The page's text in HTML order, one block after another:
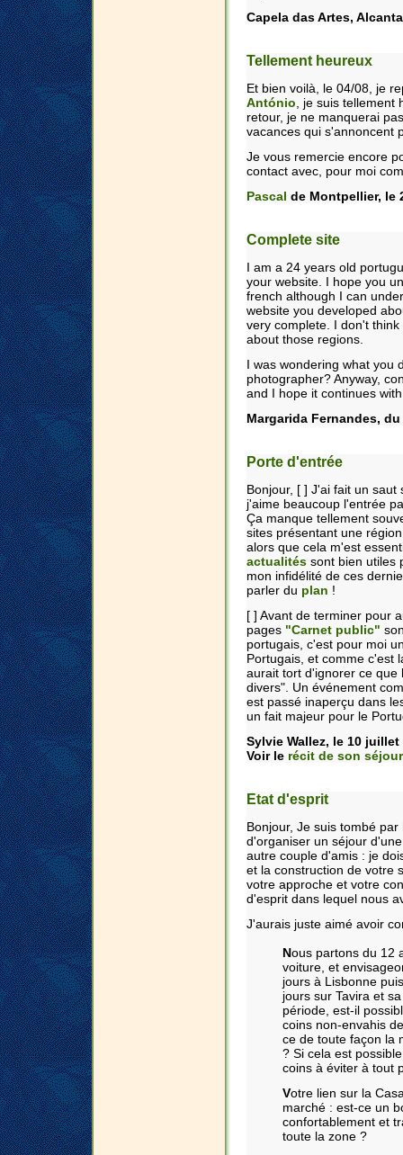
Capela das Artes,
Tellement heureux
Et bien voilà, le 04/08, je
António , je suis
retour, je ne manquerai
vacances qui s'annoncent
Je vous remercie encore
contact avec, pour moi
Pascal de Montpellier, le
Complete site
I am a 24 years old
your website. I hope you
french although I can
website you developed
very complete. I don't
about those regions.
I was wondering what you
photographer? Anyway,
and I hope it continues
Margarida Fernandes,
Porte d'entrée
Bonjour, [ ] J'ai fait un saut
j'aime beaucoup l'entrée
Ça manque tellement
sites présentant une
alors que cela m'est
actualitéssont bien utiles
mon infidélité de ces
parler du plan !
[ ] Avant de terminer pour
pages "Carnet public"
portugais, c'est pour moi
Portugais, et comme c'est
aurait tort d'ignorer ce que
divers". Un événement
est passé inaperçu dans
un fait majeur pour le
Sylvie Wallez, le 10 juillet
Voir le récit de son séjour
Etat d'esprit
Bonjour, Je suis tombé
d'organiser un séjour
autre couple d'amis : je
et la construction de votre
votre approche et votre
d'esprit dans lequel nous
J'aurais juste aimé avoir
Nous partons du 12
voiture, et
jours à Lisbonne
jours sur Tavira et
période, est-il
coins non-envahis
ce de toute façon la
? Si cela est
coins à éviter à tout
Votre lien sur la
marché : est-ce un
confortablement et
toute la zone ?